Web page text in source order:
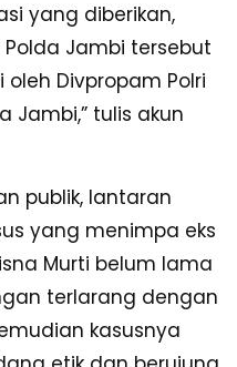
yang diberikan,
Jambi tersebut
Divpropam Polri
Jambi,” tulis akun
publik, lantaran
yang menimpa eks
Murti belum lama
terlarang dengan
kasusnya